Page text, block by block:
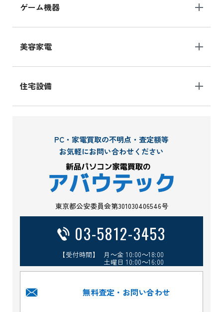
ゲーム機器
美容家電
住宅設備
PC・家電買取の不明点・査定額等
お気軽にお問い合わせください
東京都公安委員会第301030406546号
03-5812-3453
【受付時間】 月～金 10:00～18:00
土曜日 10:00～16:00
無料査定・お問い合わせ